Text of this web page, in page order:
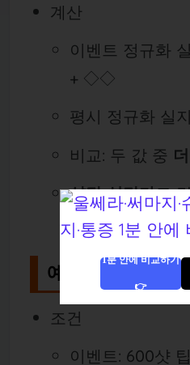
계산
이벤트 정규화
+ ◇◇
평시 정규화 실
비교: 두 값 중
샷당 실단가도
로 비교.
예시 계산 ② 써
조건
이벤트: 600샷
1분 안에 비교하기
👉